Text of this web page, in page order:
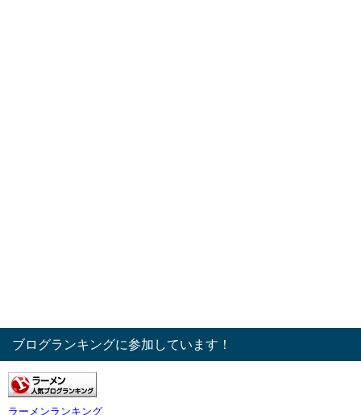
ブログランキングに参加しています！
ラーメンランキング